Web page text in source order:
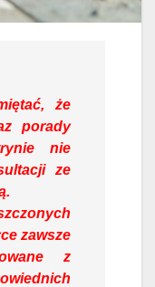
że
porady
nie
ze
zawsze
z